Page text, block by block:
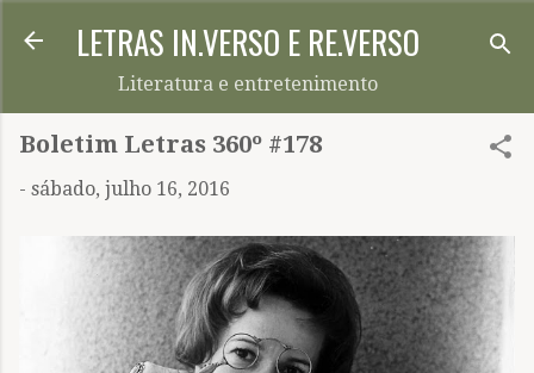
Pular para o conteúdo principal
LETRAS IN.VERSO E RE.VERSO
Literatura e entretenimento
Boletim Letras 360º #178
- sábado, julho 16, 2016